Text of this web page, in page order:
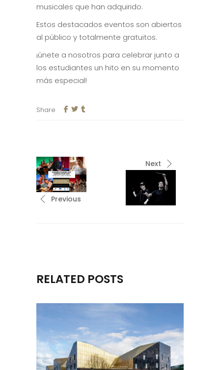
musicales que han adquirido.
Estos destacados eventos son abiertos
al público y totalmente gratuitos.
¡únete a nosotros para celebrar junto a
los estudiantes un hito en su momento
más especial!
Share
Previous
Next
RELATED POSTS